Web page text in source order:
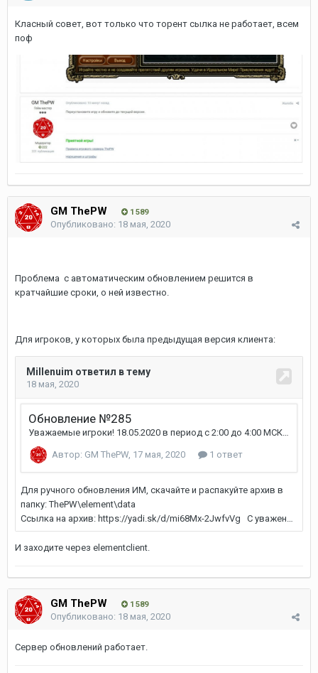
Класный совет, вот только что торент сылка не работает, всем
поф
GM ThePW 1 589
Опубликовано: 18 мая, 2020
Проблема с автоматическим обновлением решится в
кратчайшие сроки, о ней известно.
Для игроков, у которых была предыдущая версия клиента:
И заходите через еlementclient.
GM ThePW 1 589
Опубликовано: 18 мая, 2020
Сервер обновлений работает.